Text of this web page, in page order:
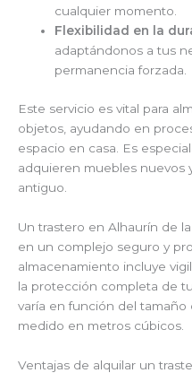
cualquier momento.
Flexibilidad en la
adaptándonos a tus
permanencia forzada.
Este servicio es vital para
objetos, ayudando en
espacio en casa. Es
adquieren muebles nuevos
antiguo.
Un trastero en Alhaurín de
en un complejo seguro y
almacenamiento incluye
la protección completa de
varía en función del tamaño
medido en metros cúbicos.
Ventajas de alquilar un